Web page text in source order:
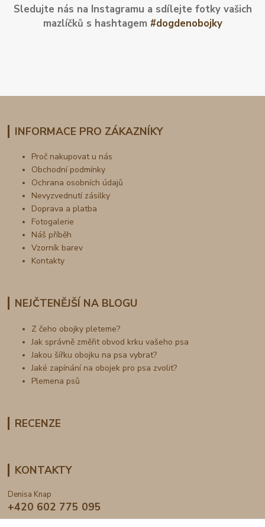
Sledujte nás na Instagramu a sdílejte fotky vašich
mazlíčků s hashtagem #dogdenobojky
INFORMACE PRO ZÁKAZNÍKY
Proč nakupovat u nás
Obchodní podmínky
Ochrana osobních údajů
Nevyzvednutí zásilky
Doprava a platba
Fotogalerie
Náš příběh
Vzorník barev
Kontakty
NEJČTENĚJŠÍ NA BLOGU
Z čeho obojky pleteme?
Jak správně změřit obvod krku vašeho psa
Jakou šířku obojku na psa vybrat?
Jaké zapínání na obojek pro psa zvolit?
Plemena psů
RECENZE
KONTAKTY
Denisa Knap
+420 602 775 095